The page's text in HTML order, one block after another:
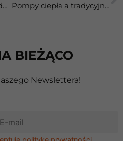
Tego na pewno nie wiedziałeś o klimatyzacji!
Pompy ciepła a tradycyjne systemy ogrzewania: który system jest lepszy?
BIEŻĄCO
Newslettera!
politykę prywatności.